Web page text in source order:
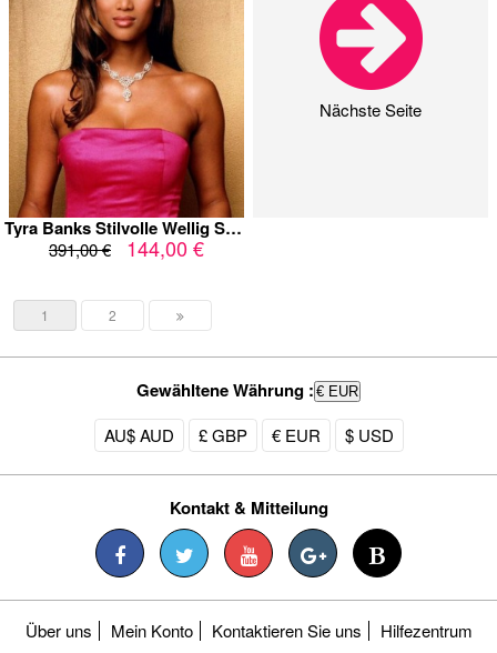
Tyra Banks Stilvolle Wellig Spitzefront Kunsthaar Perücke
391,00 € 144,00 €
Nächste Seite
1 2
Gewähltene Währung : € EUR
AU$ AUD £ GBP € EUR $ USD
Kontakt & Mitteilung
Über uns Mein Konto Kontaktieren Sie uns Hilfezentrum